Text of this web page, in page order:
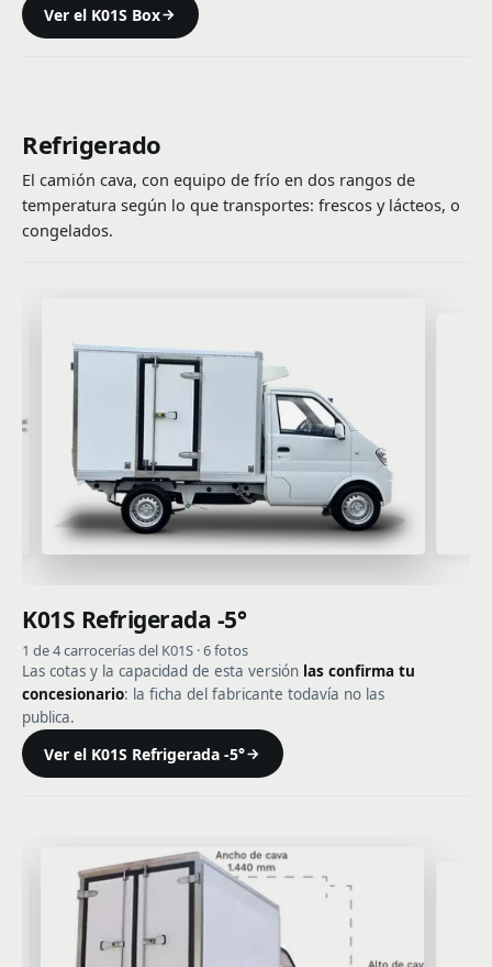
Ver el K01S Box
Refrigerado
El camión cava, con equipo de frío en dos rangos de
temperatura según lo que transportes: frescos y lácteos, o
congelados.
K01S Refrigerada -5°
1 de 4 carrocerías del K01S · 6 fotos
Las cotas y la capacidad de esta versión las confirma tu
concesionario: la ficha del fabricante todavía no las
publica.
Ver el K01S Refrigerada -5°